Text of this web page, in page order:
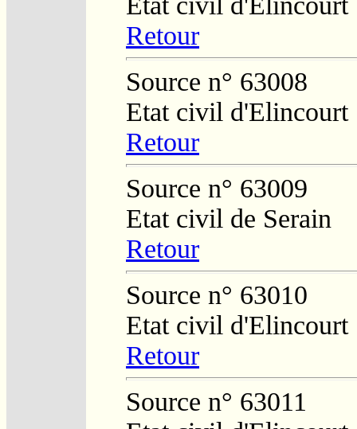
Retour
Source n° 63008
Etat civil d'Elincourt
Retour
Source n° 63009
Etat civil de Serain
Retour
Source n° 63010
Etat civil d'Elincourt
Retour
Source n° 63011